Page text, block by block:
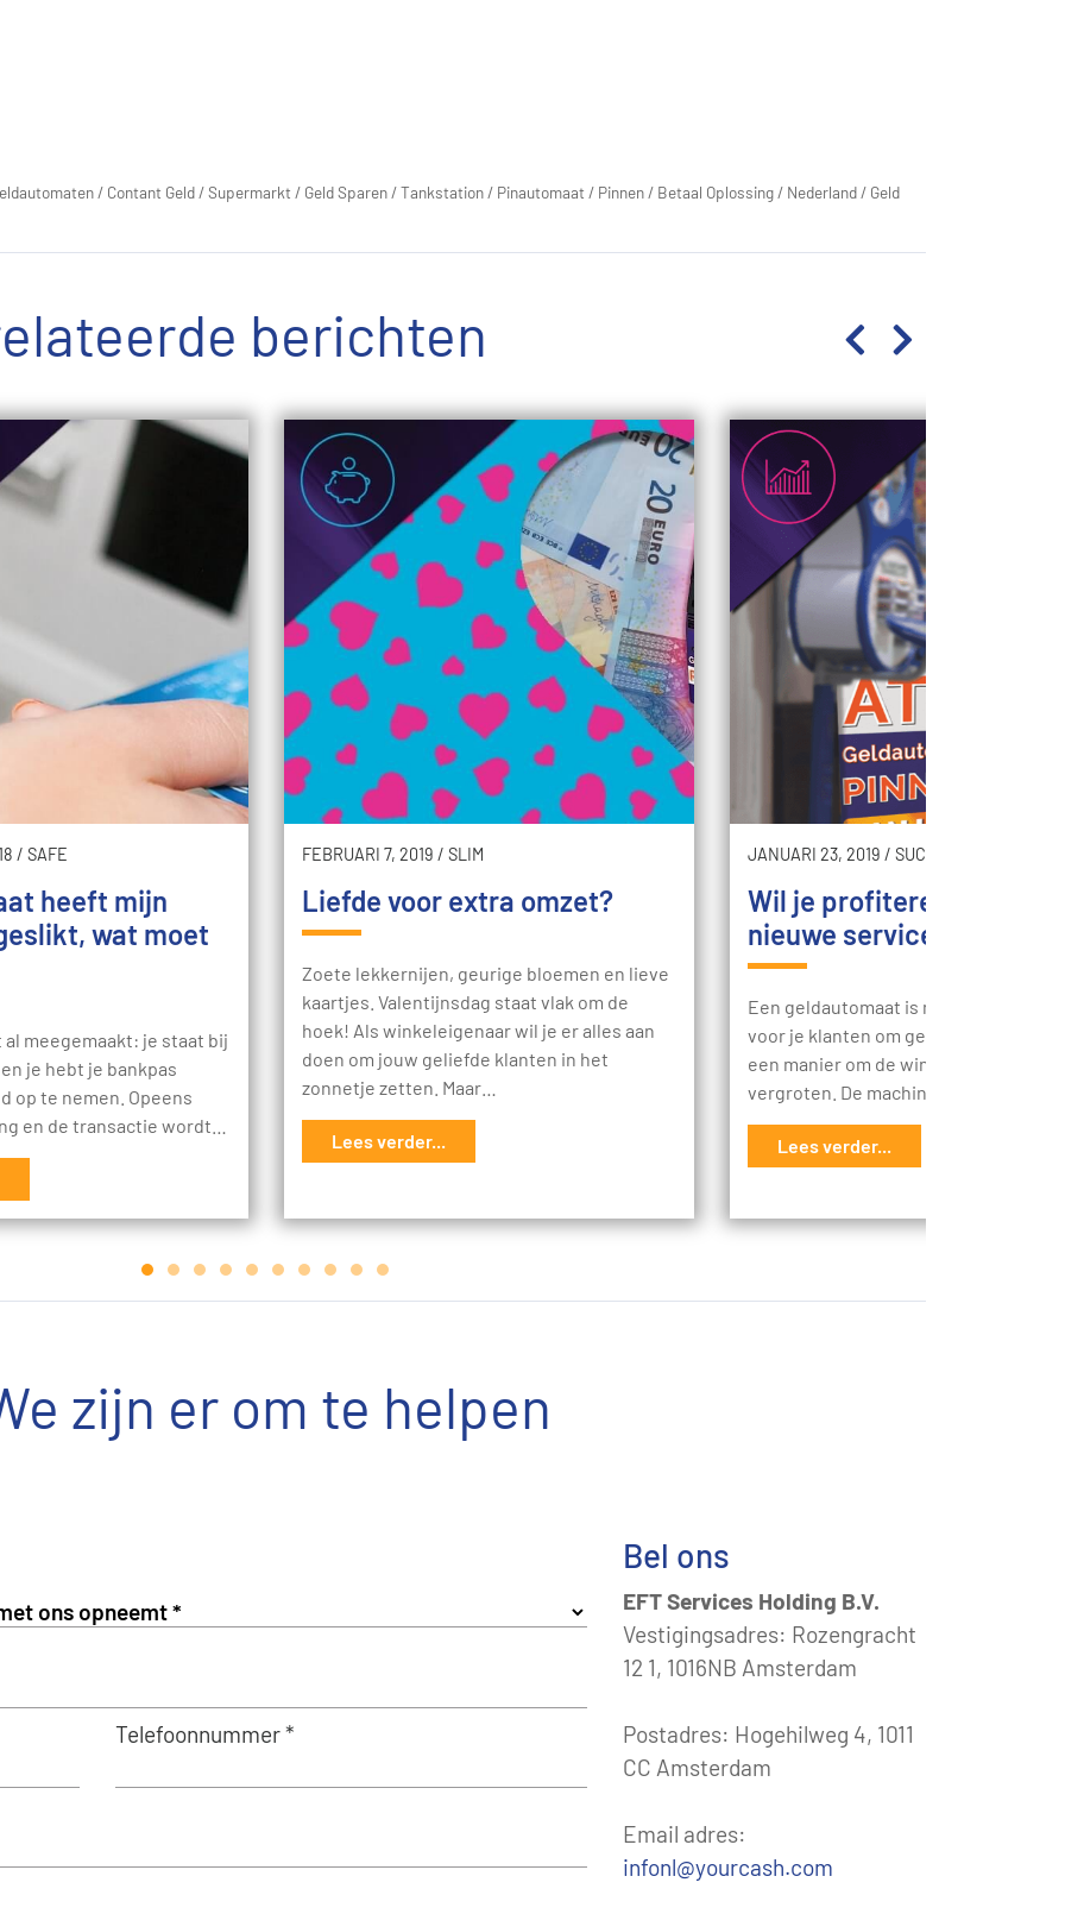
/ Contant Geld /Supermarkt / Geld Sparen /Tankstation / Pinautomaat / Pinnen / Betaal Oplossing / Nederland / Geld
berichten
/ SAFE
heeft mijn
wat moet
meegemaakt: je staat bij
je hebt je bankpas
op te nemen. Opeens
en de transactie wordt…
FEBRUARI 7, 2019 / SLIM
Liefde voor extra omzet?
Zoete lekkernijen, geurige bloemen en lieve
kaartjes. Valentijnsdag staat vlak om de
hoek! Als winkeleigenaar wil je er alles aan
doen om jouw geliefde klanten in het
zonnetje zetten. Maar…
Lees verder...
JANUARI 23, 2019 / SUCCES
Wil je profiteren van een
nieuwe service in je
Een geldautomaat is meer dan een
voor je klanten om geld te krijgen.
een manier om de winst van je bedrijf
vergroten. De machine zelf…
Lees verder...
zijn er om te helpen
Telefoonnummer *
Bel ons
EFT Services Holding B.V.
Vestigingsadres: Rozengracht
12 1, 1016NB Amsterdam
Postadres: Hogehilweg 4, 1011
CC Amsterdam
Email adres:
infonl@yourcash.com